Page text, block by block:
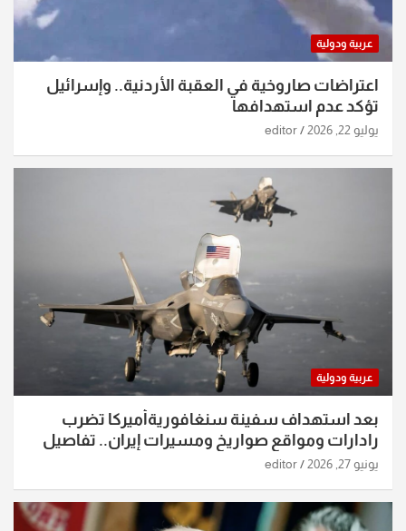
عربية ودولية
اعتراضات صاروخية في العقبة الأردنية.. وإسرائيل
تؤكد عدم استهدافها
يوليو 22, 2026 editor
عربية ودولية
بعد استهداف سفينة سنغافوريةأميركا تضرب
رادارات ومواقع صواريخ ومسيرات إيران.. تفاصيل
الساعات الماضية
يونيو 27, 2026 editor